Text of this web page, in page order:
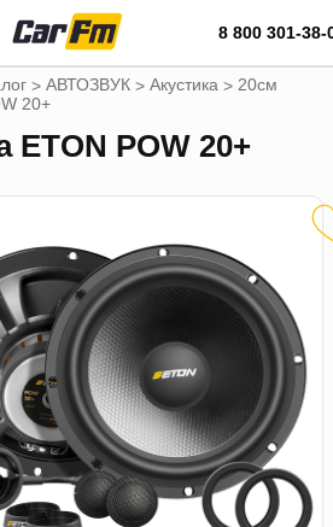
8 800 301-38-
> АВТОЗВУК > Акустика > 20см
20+
ETON POW 20+